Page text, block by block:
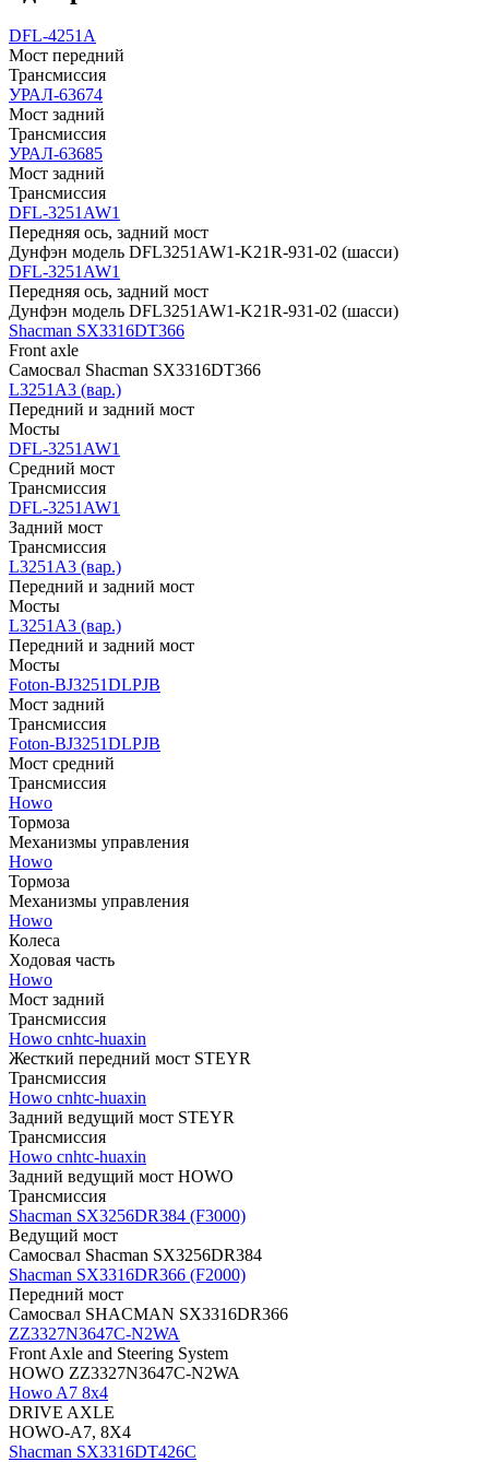
DFL-4251A
Мост передний
Трансмиссия
УРАЛ-63674
Мост задний
Трансмиссия
УРАЛ-63685
Мост задний
Трансмиссия
DFL-3251AW1
Передняя ось, задний мост
Дунфэн модель DFL3251AW1-K21R-931-02 (шасси)
DFL-3251AW1
Передняя ось, задний мост
Дунфэн модель DFL3251AW1-K21R-931-02 (шасси)
Shacman SX3316DT366
Front axle
Самосвал Shacman SX3316DT366
L3251A3 (вар.)
Передний и задний мост
Мосты
DFL-3251AW1
Средний мост
Трансмиссия
DFL-3251AW1
Задний мост
Трансмиссия
L3251A3 (вар.)
Передний и задний мост
Мосты
L3251A3 (вар.)
Передний и задний мост
Мосты
Foton-BJ3251DLPJB
Мост задний
Трансмиссия
Foton-BJ3251DLPJB
Мост средний
Трансмиссия
Howo
Тормоза
Механизмы управления
Howo
Тормоза
Механизмы управления
Howo
Колеса
Ходовая часть
Howo
Мост задний
Трансмиссия
Howo cnhtc-huaxin
Жесткий передний мост STEYR
Трансмиссия
Howo cnhtc-huaxin
Задний ведущий мост STEYR
Трансмиссия
Howo cnhtc-huaxin
Задний ведущий мост HOWO
Трансмиссия
Shacman SX3256DR384 (F3000)
Ведущий мост
Самосвал Shacman SX3256DR384
Shacman SX3316DR366 (F2000)
Передний мост
Самосвал SHACMAN SX3316DR366
ZZ3327N3647C-N2WA
Front Axle and Steering System
HOWO ZZ3327N3647C-N2WA
Howo A7 8x4
DRIVE AXLE
HOWO-A7, 8X4
Shacman SX3316DT426C